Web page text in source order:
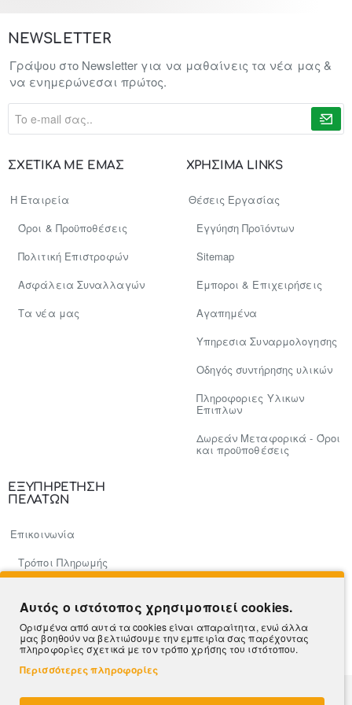
ΣΧΕΤΙΚΑ ΜΕ ΕΜΑΣ
Η Εταιρεία
Όροι & Προϋποθέσεις
Πολιτική Επιστροφών
Ασφάλεια Συναλλαγών
Tα νέα μας
ΧΡΗΣΙΜΑ LINKS
Θέσεις Εργασίας
Εγγύηση Προϊόντων
Sitemap
Έμποροι & Επιχειρήσεις
Αγαπημένα
Υπηρεσια Συναρμολογησης
Οδηγός συντήρησης υλικών
Πληροφοριες Υλικων
Επιπλων
Δωρεάν Μεταφορικά - Όροι
και προϋποθέσεις
ΕΞΥΠΗΡΕΤΗΣΗ
ΠΕΛΑΤΩΝ
Επικοινωνία
Τρόποι Πληρωμής
Ο Λογαριασμός μου
Β2Β
NEWSLETTER
Γράψου στο Newsletter για να μαθαίνεις τα νέα μας &
να ενημερώνεσαι πρώτος.
σας..
Hosted & Supported byThink Open
Αυτός ο ιστότοπος χρησιμοποιεί cookies.
Ορισμένα από αυτά τα cookies είναι απαραίτητα, ενώ άλλα
μας βοηθούν να βελτιώσουμε την εμπειρία σας παρέχοντας
πληροφορίες σχετικά με τον τρόπο χρήσης του ιστότοπου.
Περισσότερες πληροφορίες